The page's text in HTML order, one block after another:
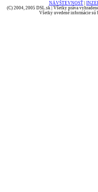
NÁVŠTEVNOSŤ
(C) 2004, 2005 DSL.sk | Všetky práva
Všetky uvedené informácie sú